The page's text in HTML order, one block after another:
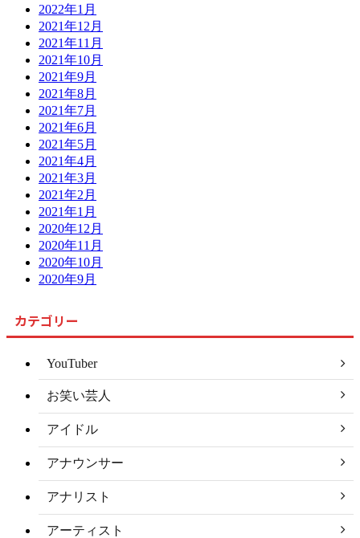
2022年1月
2021年12月
2021年11月
2021年10月
2021年9月
2021年8月
2021年7月
2021年6月
2021年5月
2021年4月
2021年3月
2021年2月
2021年1月
2020年12月
2020年11月
2020年10月
2020年9月
カテゴリー
YouTuber
お笑い芸人
アイドル
アナウンサー
アナリスト
アーティスト